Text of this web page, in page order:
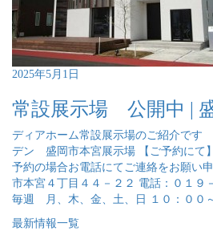
2025年5月1日
常設展示場 公開中 |
ディアホーム常設展示場のご紹介で
デン 盛岡市本宮展示場 【ご予約にて
予約の場合お電話にてご連絡をお願い
市本宮４丁目４４－２２ 電話：０１９
毎週 月、木、金、土、日 １０：００
最新情報一覧